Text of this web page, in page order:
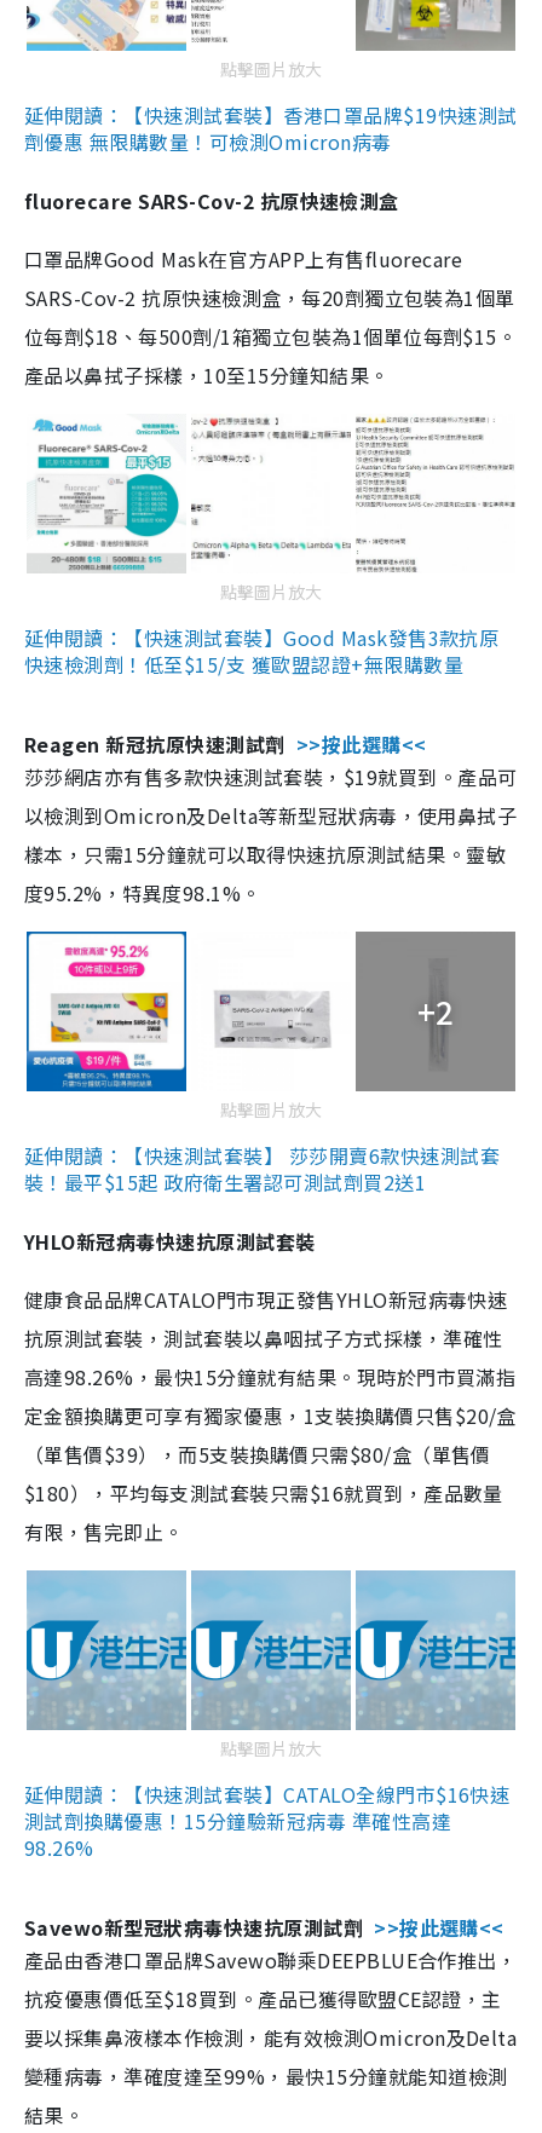
點擊圖片放大
延伸閱讀：【快速測試套裝】香港口罩品牌$19快速測試
劑優惠 無限購數量！可檢測Omicron病毒
fluorecare SARS-Cov-2 抗原快速檢測盒
口罩品牌Good Mask在官方APP上有售fluorecare
SARS-Cov-2 抗原快速檢測盒，每20劑獨立包裝為1個單
位每劑$18、每500劑/1箱獨立包裝為1個單位每劑$15。
產品以鼻拭子採樣，10至15分鐘知結果。
點擊圖片放大
延伸閱讀：【快速測試套裝】Good Mask發售3款抗原
快速檢測劑！低至$15/支 獲歐盟認證+無限購數量
Reagen 新冠抗原快速測試劑 >>按此選購<<
莎莎網店亦有售多款快速測試套裝，$19就買到。產品可
以檢測到Omicron及Delta等新型冠狀病毒，使用鼻拭子
樣本，只需15分鐘就可以取得快速抗原測試結果。靈敏
度95.2%，特異度98.1%。
+2
點擊圖片放大
延伸閱讀：【快速測試套裝】 莎莎開賣6款快速測試套
裝！最平$15起 政府衛生署認可測試劑買2送1
YHLO新冠病毒快速抗原測試套裝
健康食品品牌CATALO門市現正發售YHLO新冠病毒快速
抗原測試套裝，測試套裝以鼻咽拭子方式採樣，準確性
高達98.26%，最快15分鐘就有結果。現時於門市買滿指
定金額換購更可享有獨家優惠，1支裝換購價只售$20/盒
（單售價$39），而5支裝換購價只需$80/盒（單售價
$180），平均每支測試套裝只需$16就買到，產品數量
有限，售完即止。
點擊圖片放大
延伸閱讀：【快速測試套裝】CATALO全線門市$16快速
測試劑換購優惠！15分鐘驗新冠病毒 準確性高達
98.26%
Savewo新型冠狀病毒快速抗原測試劑 >>按此選購<<
產品由香港口罩品牌Savewo聯乘DEEPBLUE合作推出，
抗疫優惠價低至$18買到。產品已獲得歐盟CE認證，主
要以採集鼻液樣本作檢測，能有效檢測Omicron及Delta
變種病毒，準確度達至99%，最快15分鐘就能知道檢測
結果。